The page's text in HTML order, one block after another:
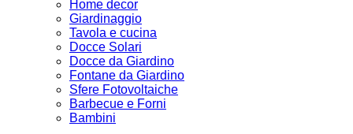
Home decor
Giardinaggio
Tavola e cucina
Docce Solari
Docce da Giardino
Fontane da Giardino
Sfere Fotovoltaiche
Barbecue e Forni
Bambini